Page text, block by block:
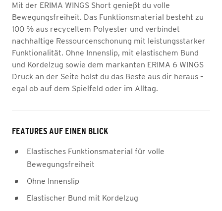
Mit der ERIMA WINGS Short genießt du volle
Bewegungsfreiheit. Das Funktionsmaterial besteht zu
100 % aus recyceltem Polyester und verbindet
nachhaltige Ressourcenschonung mit leistungsstarker
Funktionalität. Ohne Innenslip, mit elastischem Bund
und Kordelzug sowie dem markanten ERIMA 6 WINGS
Druck an der Seite holst du das Beste aus dir heraus –
egal ob auf dem Spielfeld oder im Alltag.
FEATURES AUF EINEN BLICK
Elastisches Funktionsmaterial für volle
Bewegungsfreiheit
Ohne Innenslip
Elastischer Bund mit Kordelzug